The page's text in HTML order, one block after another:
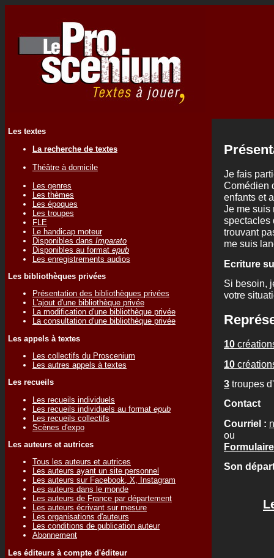
Les textes
La recherche de textes
Théâtre à domicile
Les genres
Les thèmes
Les époques
Les troupes
FLE
Le handicap moteur
Disponibles dans Imparato
Disponibles au format epub
Les enregistrements audios
Les bibliothèques privées
Présentation des bibliothèques privées
L'ajout d'une bibliothèque privée
La modification d'une bibliothèque privée
La consultation d'une bibliothèque privée
Les appels à textes
Les collectifs du Proscenium
Les autres appels à textes
Les recueils
Les recueils individuels
Les recueils individuels au format epub
Les recueils collectifs
Scènes d'expo
Les auteurs et autrices
Tous les auteurs et autrices
Les auteurs ayant un site personnel
Les auteurs sur Facebook, X, Instagram
Les auteurs dans le monde
Les auteurs de France par département
Les auteurs écrivant sur mesure
Les organisations d'auteurs
Les conditions de publication auteur
Abonnement
Les éditeurs à compte d'éditeur
Je fais
Comédien
enfants et
Je me suis
spectacles
trouvant
me suis
Ecriture
Si besoin,
votre
10
10
3 troupes
Contact
Courriel :
ou
Son